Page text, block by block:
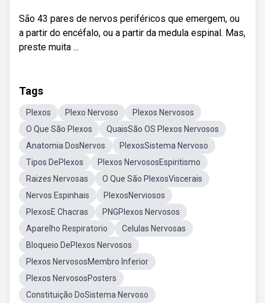
São 43 pares de nervos periféricos que emergem, ou
a partir do encéfalo, ou a partir da medula espinal. Mas,
preste muita ...
Tags
Plexos Plexo Nervoso
Plexos Nervosos
O Que São Plexos
QuaisSão OS Plexos Nervosos
Anatomia DosNervos
PlexosSistema Nervoso
Tipos DePlexos
Plexos NervososEspiritismo
Raizes Nervosas
O Que São PlexosViscerais
Nervos Espinhais
PlexosNerviosos
PlexosE Chacras
PNGPlexos Nervosos
Aparelho Respiratorio
Celulas Nervosas
Bloqueio DePlexos Nervosos
Plexos NervososMembro Inferior
Plexos NervososPosters
Constituição DoSistema Nervoso